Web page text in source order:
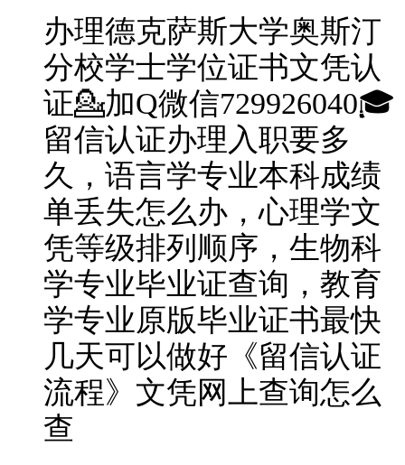
办理德克萨斯大学奥斯汀
分校学士学位证书文凭认
证💁加Q微信729926040🎓
留信认证办理入职要多
久，语言学专业本科成绩
单丢失怎么办，心理学文
凭等级排列顺序，生物科
学专业毕业证查询，教育
学专业原版毕业证书最快
几天可以做好《留信认证
流程》文凭网上查询怎么
查